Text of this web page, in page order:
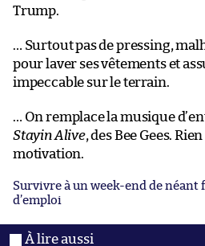
Trump.
… Surtout pas de pressing,
pour laver ses vêtements et
impeccable sur le terrain.
… On remplace la musique
Stayin Alive, des Bee Gees.
motivation.
Survivre à un week-end de
d’emploi